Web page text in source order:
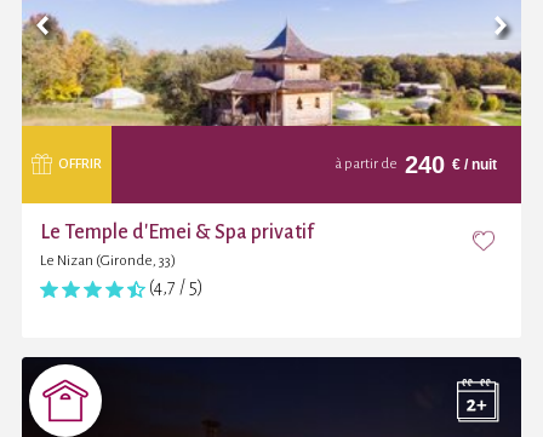
OFFRIR à partir de 240 € / nuit
Le Temple d'Emei & Spa privatif
Le Nizan (Gironde, 33)
(4,7 / 5)